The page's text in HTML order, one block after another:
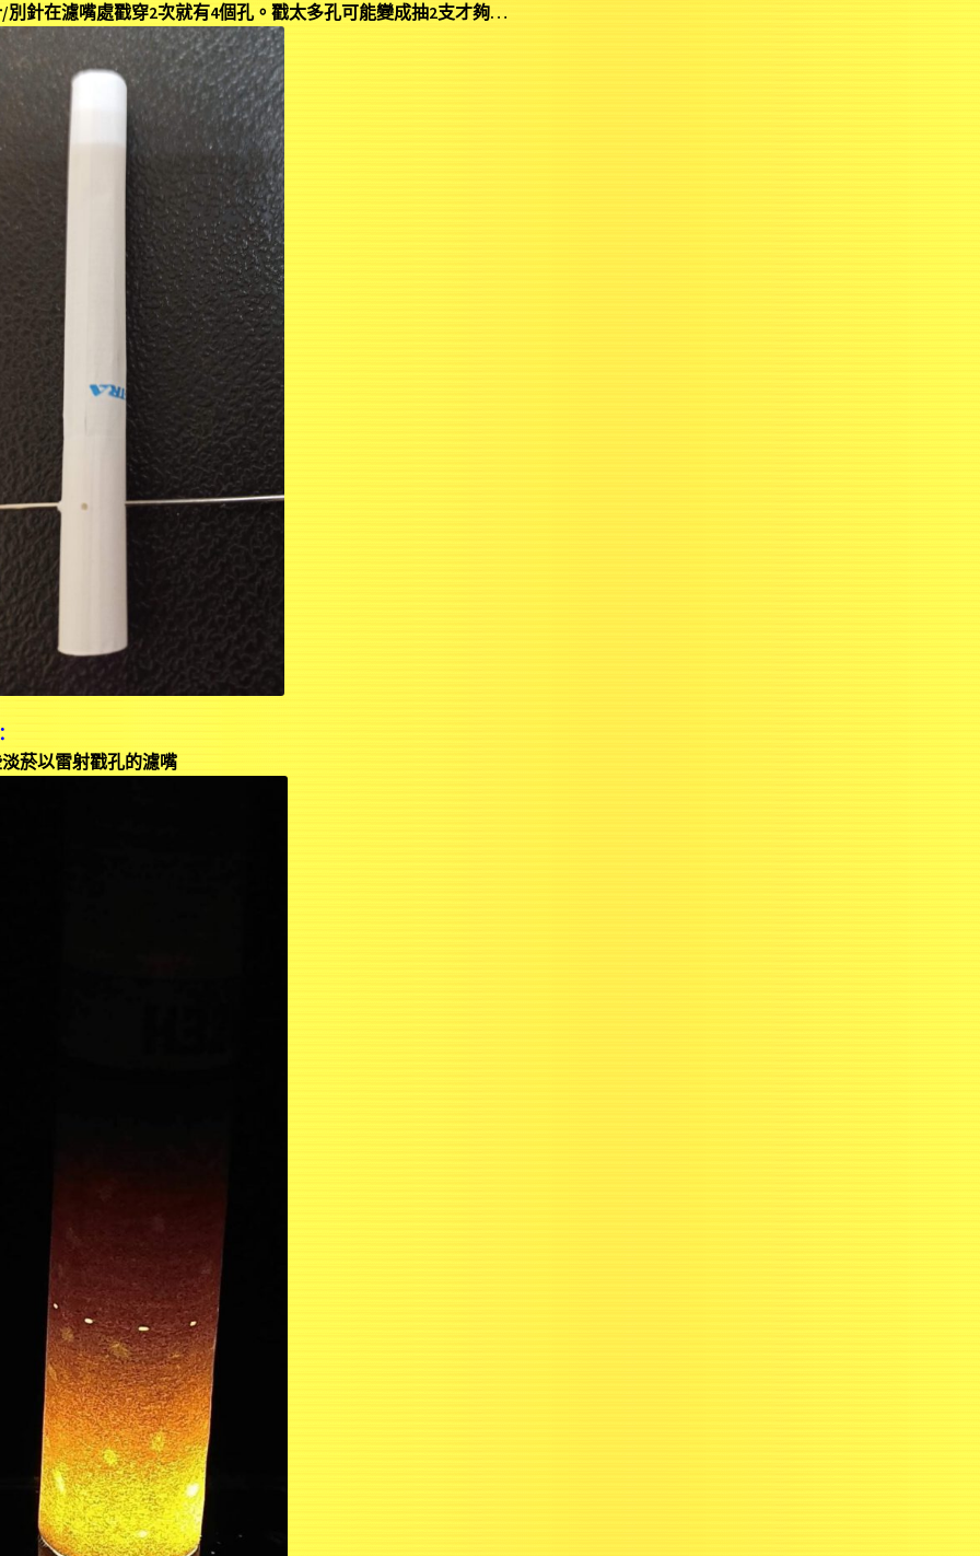
別針在濾嘴處戳穿2次就有4個孔。 戳太多孔可能變成抽2支才夠…
菸以雷射戳孔的濾嘴